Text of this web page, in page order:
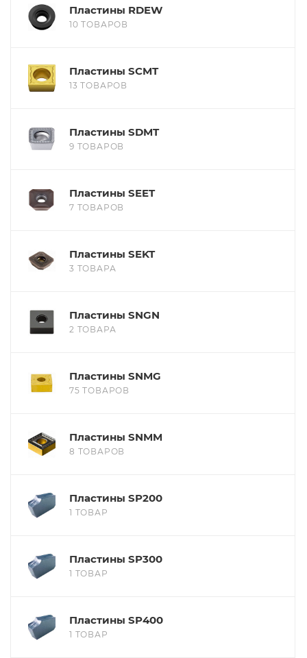
Пластины RDEW
10 ТОВАРОВ
Пластины SCMT
13 ТОВАРОВ
Пластины SDMT
9 ТОВАРОВ
Пластины SEET
7 ТОВАРОВ
Пластины SEKT
3 ТОВАРА
Пластины SNGN
2 ТОВАРА
Пластины SNMG
75 ТОВАРОВ
Пластины SNMM
8 ТОВАРОВ
Пластины SP200
1 ТОВАР
Пластины SP300
1 ТОВАР
Пластины SP400
1 ТОВАР